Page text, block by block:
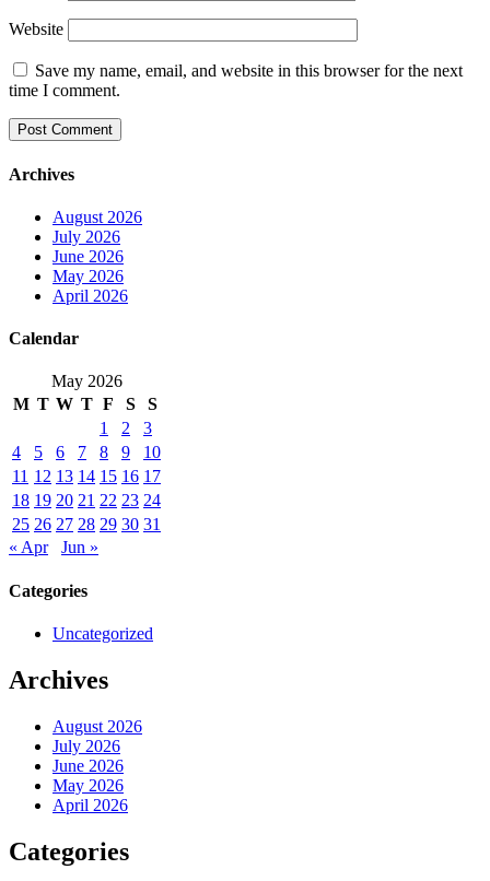
Website
Save my name, email, and website in this browser for the next
time I comment.
Archives
August 2026
July 2026
June 2026
May 2026
April 2026
Calendar
May 2026
M T W T F S
S
1
2
3
4
5 6 7 8 9
10
11 12 13 14 15 16 17
18 19 20 21 22 23 24
25 26 27 28 29 30 31
« Apr
Jun »
Categories
Uncategorized
Archives
August 2026
July 2026
June 2026
May 2026
April 2026
Categories